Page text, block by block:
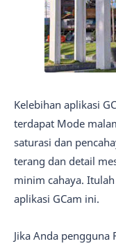
Kelebihan aplikasi
terdapat Mode
saturasi dan
terang dan detail
minim cahaya.
aplikasi GCam ini.
Jika Anda pengguna